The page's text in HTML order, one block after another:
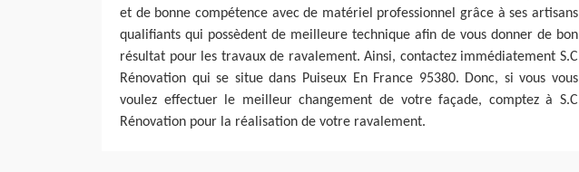
et de bonne compétence avec de matériel professionnel grâce à ses artisans
qualifiants qui possèdent de meilleure technique afin de vous donner de bon
résultat pour les travaux de ravalement. Ainsi, contactez immédiatement S.C
Rénovation qui se situe dans Puiseux En France 95380. Donc, si vous vous
voulez effectuer le meilleur changement de votre façade, comptez à S.C
Rénovation pour la réalisation de votre ravalement.